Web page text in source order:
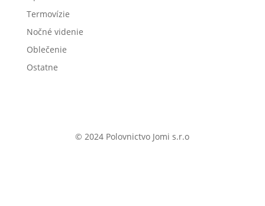
Termovízie
Nočné videnie
Oblečenie
Ostatne
© 2024 Polovnictvo Jomi s.r.o